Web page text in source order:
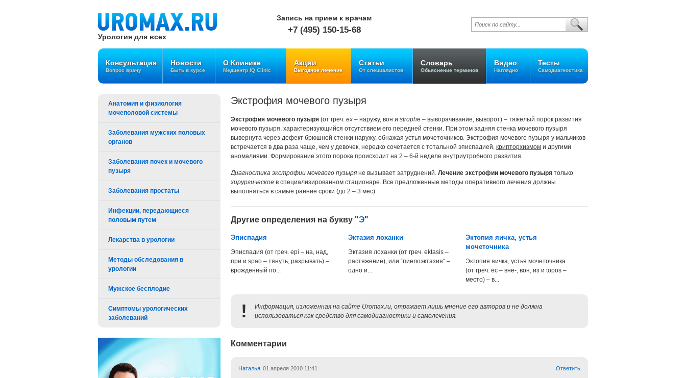
Урология для всех
Запись на прием к врачам
+7 (495) 150-15-68
Консультация
Вопрос врачу
Новости
Быть в курсе
О Клинике
Медцентр IQ Clinic
Акции
Выгодное лечение
Статьи
От специалистов
Словарь
Обьяснение терминов
Видео
Наглядно
Тесты
Самодиагностика
Анатомия и физиология
мочеполовой системы
Заболевания мужских половых
органов
Заболевания почек и мочевого
пузыря
Заболевания простаты
Инфекции, передающиеся
половым путем
Лекарства в урологии
Методы обследования в
урологии
Мужское бесплодие
Симптомы урологических
заболеваний
Экстрофия мочевого пузыря
Экстрофия мочевого пузыря (от греч. ex – наружу, вон и strophe – выворачивание, выворот) – тяжелый порок развития
мочевого пузыря, характеризующийся отсутствием его передней стенки. При этом задняя стенка мочевого пузыря
вывернута через дефект брюшной стенки наружу, обнажая устья мочеточников. Экстрофия мочевого пузыря у мальчиков
встречается в два раза чаще, чем у девочек, нередко сочетается с тотальной эписпадией, крипторхизмом и другими
аномалиями. Формирование этого порока происходит на 2 – 6-й неделе внутриутробного развития.
Диагностика экстрофии мочевого пузыря не вызывает затруднений. Лечение экстрофии мочевого пузыря только
хирургическое в специализированном стационаре. Все предложенные методы оперативного лечения должны
выполняться в самые ранние сроки (до 2 – 3 мес).
Другие определения на букву "Э"
Эписпадия
Эписпадия (от греч. epi – на, над,
при и spao – тянуть, разрывать) –
врождённый по...
Эктазия лоханки
Эктазия лоханки (от греч. ektasis –
растяжение), или “пиелоэктазия“ –
одно и...
Эктопия яичка, устья
мочеточника
Эктопия яичка, устья мочеточника
(от греч. ec – вне-, вон, из и topos –
место) – в...
!
Информация, изложенная на сайте Uromax.ru, отражает лишь мнение его авторов и не должна
использоваться как средство для самодиагностики и самолечения.
Комментарии
Наталья 01 апреля 2010 11:41 Ответить